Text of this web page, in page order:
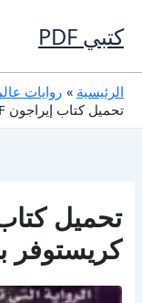
إلى
المحتوى
كتبي PDF
الرئيسية
روايات
تحميل كتاب إيراجون PDF تأليف كريستوفر باوليني كامل مجانا
كريستوفر